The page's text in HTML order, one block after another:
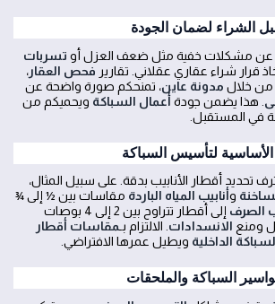
الشراء لضمان الجودة
عن مشكلات خفية مثل ضعف العزل أو تسربات
قرار شراء عقاري عقلاني. تقارير فحص العقار،
من خلال مدونة عاين، تمنحكم صورة واضحة عن
. هذا يضمن جودةأعمال السباكة ويحميكم من
في المستقبل.
لتأسيس السباكة
تحديد أقطار الأنابيب بدقة. على سبيل المثال،
وأنابيب المياه الباردة مقاسات بين ½ إلى ¾
الصرف
إلى أقطار تتراوح بين 2 إلى 4 بوصات
ومنع الانسدادات . الالتزام بـ مقاسات أقطار
الداخلية ويطيل عمرها الافتراضي.
السباكة والملحقات